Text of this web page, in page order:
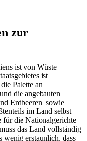
zur
ist von Wüste
ist
Palette an
die angebauten
Erdbeeren, sowie
im Land selbst
für die Nationalgerichte
das Land vollständig
wenig erstaunlich, dass